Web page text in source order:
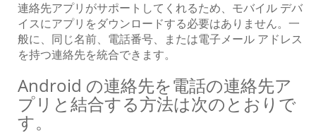
連絡先アプリがサポートしてくれるため、モバイル デバ
イスにアプリをダウンロードする必要はありません。一
般に、同じ名前、電話番号、または電子メール アドレス
を持つ連絡先を統合できます。
Android の連絡先を電話の連絡先ア
プリと結合する方法は次のとおりで
す。